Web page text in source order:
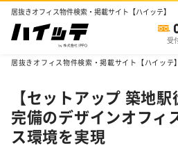
居抜きオフィス物件検索・掲載サイト【ハイッテ】
受
居抜きオフィス物件検索・掲載サイト【ハイッテ】
【セットアップ 築地
完備のデザインオフィ
ス環境を実現